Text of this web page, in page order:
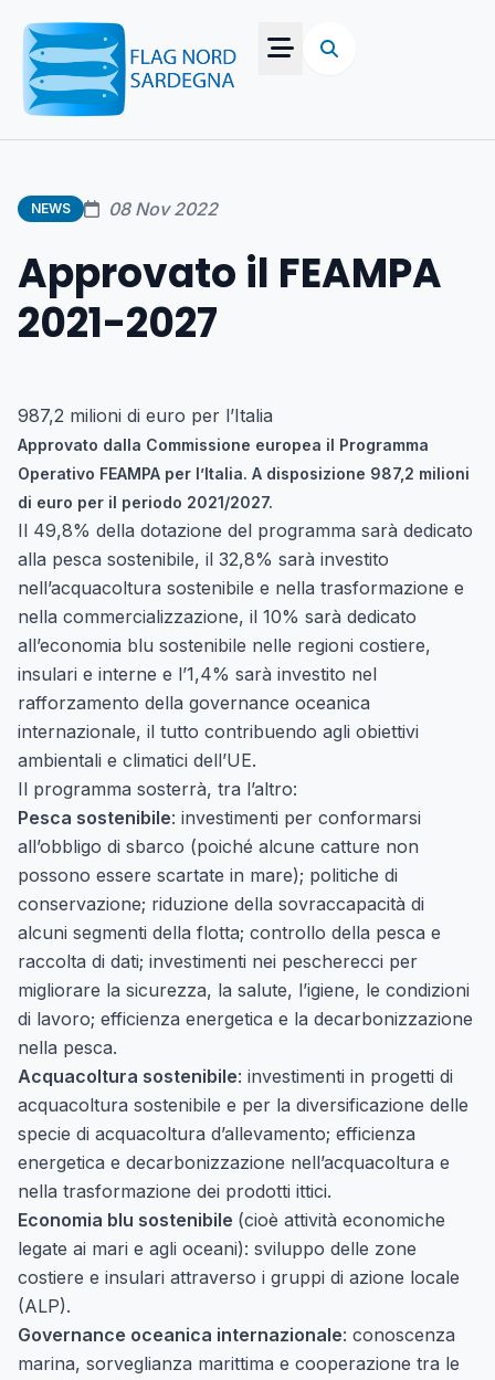
NEWS 08 Nov 2022
Approvato il FEAMPA
2021-2027
987,2 milioni di euro per l’Italia
Approvato dalla Commissione europea il Programma
Operativo FEAMPA per l’Italia. A disposizione 987,2 milioni
di euro per il periodo 2021/2027.
Il 49,8% della dotazione del programma sarà dedicato
alla pesca sostenibile, il 32,8% sarà investito
nell’acquacoltura sostenibile e nella trasformazione e
nella commercializzazione, il 10% sarà dedicato
all’economia blu sostenibile nelle regioni costiere,
insulari e interne e l’1,4% sarà investito nel
rafforzamento della governance oceanica
internazionale, il tutto contribuendo agli obiettivi
ambientali e climatici dell’UE.
Il programma sosterrà, tra l’altro:
Pesca sostenibile: investimenti per conformarsi
all’obbligo di sbarco (poiché alcune catture non
possono essere scartate in mare); politiche di
conservazione; riduzione della sovraccapacità di
alcuni segmenti della flotta; controllo della pesca e
raccolta di dati; investimenti nei pescherecci per
migliorare la sicurezza, la salute, l’igiene, le condizioni
di lavoro; efficienza energetica e la decarbonizzazione
nella pesca.
Acquacoltura sostenibile: investimenti in progetti di
acquacoltura sostenibile e per la diversificazione delle
specie di acquacoltura d’allevamento; efficienza
energetica e decarbonizzazione nell’acquacoltura e
nella trasformazione dei prodotti ittici.
Economia blu sostenibile (cioè attività economiche
legate ai mari e agli oceani): sviluppo delle zone
costiere e insulari attraverso i gruppi di azione locale
(ALP).
Governance oceanica internazionale: conoscenza
marina, sorveglianza marittima e cooperazione tra le